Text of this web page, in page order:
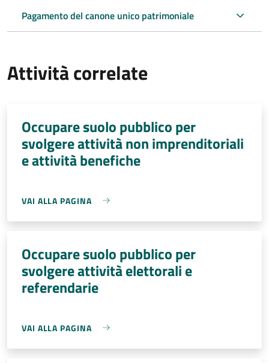
Pagamento del canone unico patrimoniale
Attività correlate
Occupare suolo pubblico per
svolgere attività non imprenditoriali
e attività benefiche
VAI ALLA PAGINA
Occupare suolo pubblico per
svolgere attività elettorali e
referendarie
VAI ALLA PAGINA